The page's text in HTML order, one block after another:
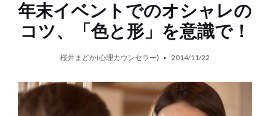
年末イベントでのオシャレの
コツ、「色と形」を意識で！
桜井まどか(心理カウンセラー) 2014/11/22